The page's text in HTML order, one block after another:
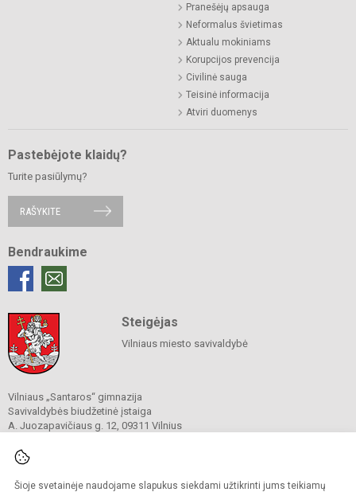
Šioje svetainėje naudojame slapukus siekdami užtikrinti jums teikiamų
Pranešėjų apsauga
Neformalus švietimas
Aktualu mokiniams
Korupcijos prevencija
Civilinė sauga
Teisinė informacija
Atviri duomenys
Pastebėjote klaidų?
Turite pasiūlymų?
RAŠYKITE
Bendraukime
Steigėjas
Vilniaus miesto savivaldybė
Vilniaus „Santaros“ gimnazija
Savivaldybės biudžetinė įstaiga
A. Juozapavičiaus g. 12, 09311 Vilnius
El. p.
Duomenys kaupiami ir saugomi
Juridinių asmenų registre